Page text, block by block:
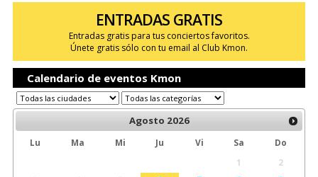
ENTRADAS GRATIS
Entradas gratis para tus conciertos favoritos.
Únete gratis sólo con tu email al Club Kmon.
Calendario de eventos Kmon
Agosto 2026
Lu Ma Mi Ju Vi Sa
Do
1
2